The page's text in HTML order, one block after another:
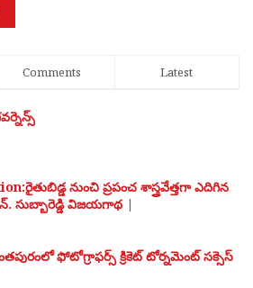
Comments Latest
నుంచి ప్రపంచ శాస్త్రవేత్తగా ఎదిగిన
సుబ్బారెడ్డి విజయగాథ |
ఫోటోగ్రాఫర్స్ క్రికెట్ టోర్నమెంట్ సక్సెస్